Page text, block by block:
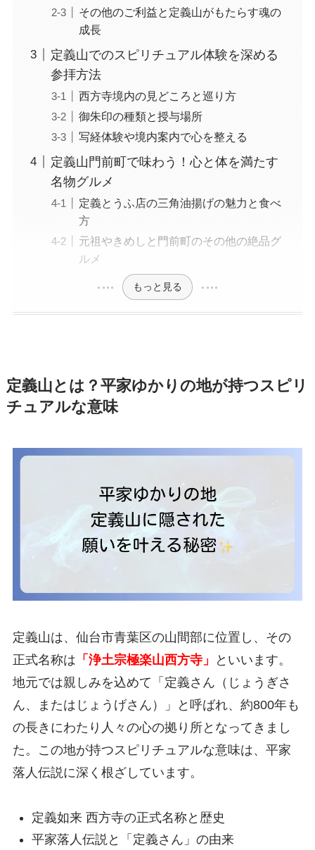
その他のご利益と定義山がもたらす魂の
成長
定義山でのスピリチュアル体験を深める
参拝方法
西方寺境内の見どころと巡り方
御朱印の種類と授与場所
写経体験や境内案内で心を整える
定義山門前町で味わう！心と体を満たす
名物グルメ
定義とうふ店の三角油揚げの魅力と食べ
方
元祖やきめしと門前町のその他の絶品グ
ルメ
もっと見る
定義山とは？平家ゆかりの地が持つスピリ
チュアルな意味
定義山は、仙台市青葉区の山間部に位置し、その
正式名称は 「浄土宗極楽山西方寺」
といいます。
地元では親しみを込めて「定義さん（じょうぎさ
ん、またはじょうげさん）」と呼ばれ、約800年も
の長きにわたり人々の心の拠り所となってきまし
た。この地が持つスピリチュアルな意味は、平家
落人伝説に深く根ざしています。
定義如来 西方寺の正式名称と歴史
平家落人伝説と「定義さん」の由来